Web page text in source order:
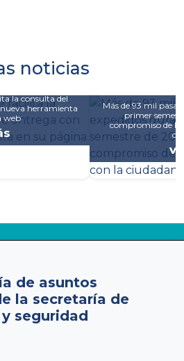
noticias
la consulta del
herramienta
web
Más de 93 mil
primer
compromiso de
de asuntos
la secretaría de
seguridad